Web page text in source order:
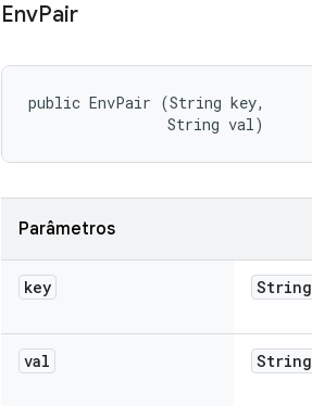
EnvPair
public EnvPair (String key,
                String val)
Parâmetros
key String
val String